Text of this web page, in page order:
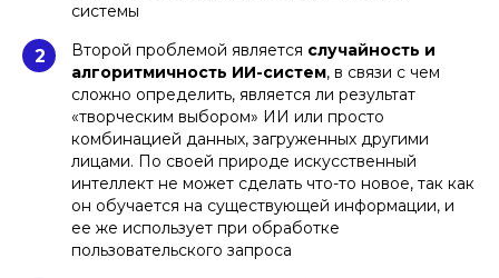
системы
2 Второй проблемой является случайность и
алгоритмичность ИИ-систем, в связи с чем
сложно определить, является ли результат
«творческим выбором» ИИ или просто
комбинацией данных, загруженных другими
лицами. По своей природе искусственный
интеллект не может сделать что-то новое, так как
он обучается на существующей информации, и
ее же использует при обработке
пользовательского запроса